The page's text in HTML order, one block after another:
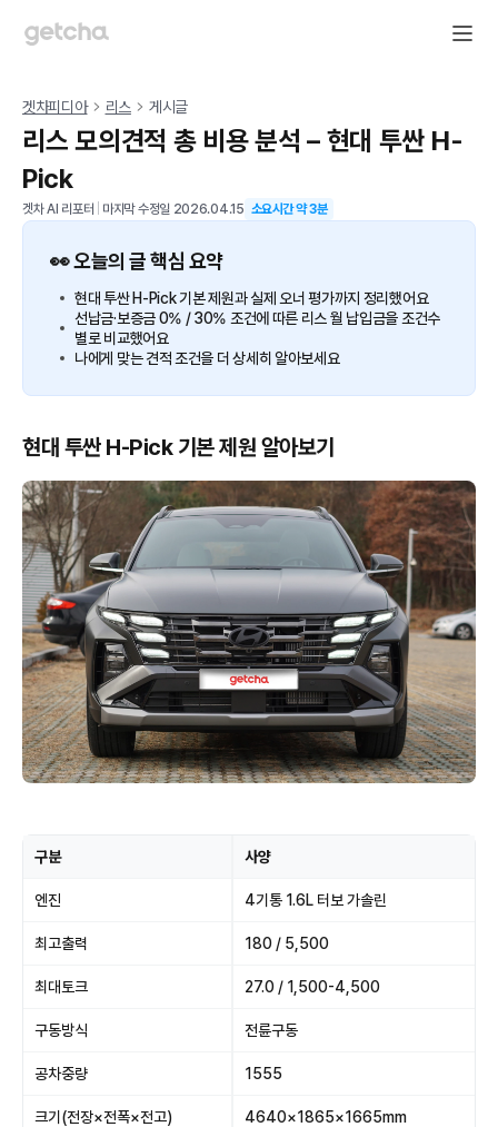
겟차피디아 리스 게시글
리스 모의견적 총 비용 분석 – 현대 투싼 H-
Pick
겟차 AI 리포터 마지막 수정일 2026.04.15 소요시간 약3분
👀 오늘의 글 핵심 요약
현대 투싼 H-Pick 기본 제원과 실제 오너 평가까지 정리했어요
선납금·보증금 0% / 30% 조건에 따른 리스 월 납입금을 조건수
별로 비교했어요
나에게 맞는 견적 조건을 더 상세히 알아보세요
현대 투싼 H-Pick 기본 제원 알아보기
구분 사양
엔진 4기통 1.6L 터보 가솔린
최고출력 180 / 5,500
최대토크 27.0 / 1,500-4,500
구동방식 전륜구동
공차중량 1555
크기(전장×전폭×전고) 4640×1865×1665mm